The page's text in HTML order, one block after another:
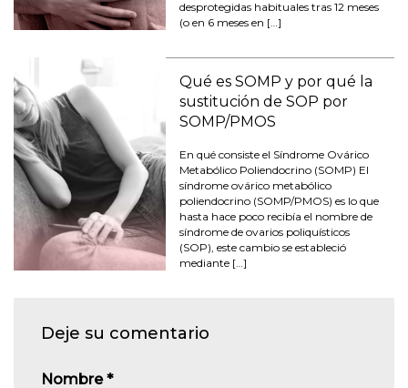
desprotegidas habituales tras 12 meses
(o en 6 meses en […]
Qué es SOMP y por qué la
sustitución de SOP por
SOMP/PMOS
En qué consiste el Síndrome Ovárico
Metabólico Poliendocrino (SOMP) El
síndrome ovárico metabólico
poliendocrino (SOMP/PMOS) es lo que
hasta hace poco recibía el nombre de
síndrome de ovarios poliquísticos
(SOP), este cambio se estableció
mediante […]
Deje su comentario
Nombre*